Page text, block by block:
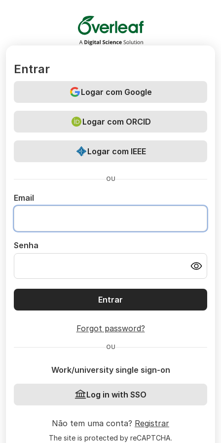
Overleaf
Entrar
Logar com Google
Logar com ORCID
Logar com IEEE
OU
Email
Senha
Entrar
Forgot password?
OU
Work/university single sign-on
Log in with SSO
Não tem uma conta? Registrar
The site is protected by reCAPTCHA.